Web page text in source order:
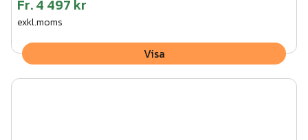
Fr.4 497 kr
exkl.moms
Visa